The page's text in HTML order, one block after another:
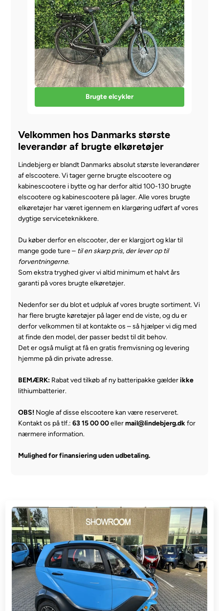
Brugte elcykler
Velkommen hos Danmarks største
leverandør af brugte elkøretøjer
Lindebjerg er blandt Danmarks absolut største leverandører
af elscootere. Vi tager gerne brugte elscootere og
kabinescootere i bytte og har derfor altid 100-130 brugte
elscootere og kabinescootere på lager. Alle vores brugte
elkøretøjer har været igennem en klargøring udført af vores
dygtige serviceteknikkere.
Du køber derfor en elscooter, der er klargjort og klar til
mange gode ture – til en skarp pris, der lever op til
forventningerne.
Som ekstra tryghed giver vi altid minimum et halvt års
garanti på vores brugte elkøretøjer.
Nedenfor ser du blot et udpluk af vores brugte sortiment. Vi
har flere brugte køretøjer på lager end de viste, og du er
derfor velkommen til at kontakte os – så hjælper vi dig med
at finde den model, der passer bedst til dit behov.
Det er også muligt at få en gratis fremvisning og levering
hjemme på din private adresse.
BEMÆRK: Rabat ved tilkøb af ny batteripakke gælderikke
lithiumbatterier.
OBS! Nogle af disse elscootere kan være reserveret.
Kontakt os på tlf.:63 15 00 00ellermail@lindebjerg.dkfor
nærmere information.
Mulighed for finansiering uden udbetaling.